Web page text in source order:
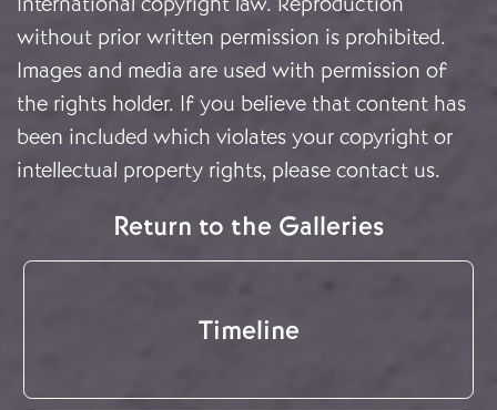
without prior written permission is prohibited.
Images and media are used with permission of
the rights holder. If you believe that content has
been included which violates your copyright or
intellectual property rights, please contact us.
Return to the Galleries
Timeline